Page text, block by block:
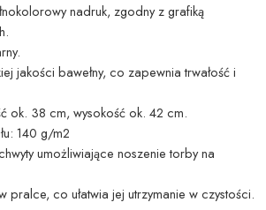
nadruk, zgodny z grafiką
jakości bawełny, co zapewnia trwałość i
ok. 38 cm, wysokość ok. 42 cm.
140 g/m2
umożliwiające noszenie torby na
pralce, co ułatwia jej utrzymanie w czystości.